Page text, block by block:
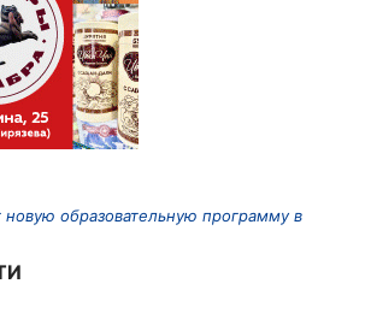
новую образовательную программу в